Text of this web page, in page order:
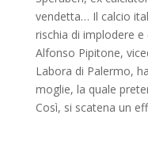
vendetta… Il calcio
rischia di implodere
Alfonso Pipitone,
Labora di Palermo,
moglie, la quale
Così, si scatena un